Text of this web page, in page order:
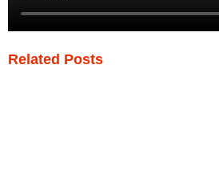
Related Posts